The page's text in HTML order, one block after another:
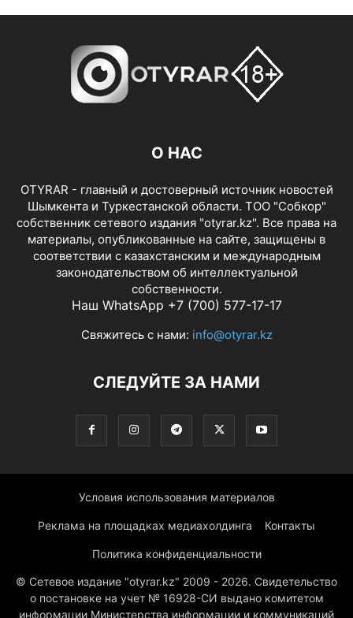
О НАС
OTYRAR - главный и достоверный источник новостей
Шымкента и Туркестанской области. ТОО "Собкор"
собственник сетевого издания "otyrar.kz". Все права на
материалы, опубликованные на сайте, защищены в
соответствии с казахстанским и международным
законодательством об интеллектуальной
собственности.
Наш WhatsApp +7 (700) 577-17-17
Свяжитесь с нами: info@otyrar.kz
СЛЕДУЙТЕ ЗА НАМИ
Условия использования материалов
Реклама на площадках медиахолдинга Контакты
Политика конфиденциальности
© Сетевое издание "otyrar.kz" 2009 - 2026. Свидетельство
о постановке на учет № 16928-СИ выдано комитетом
информации Министерства информации и коммуникаций